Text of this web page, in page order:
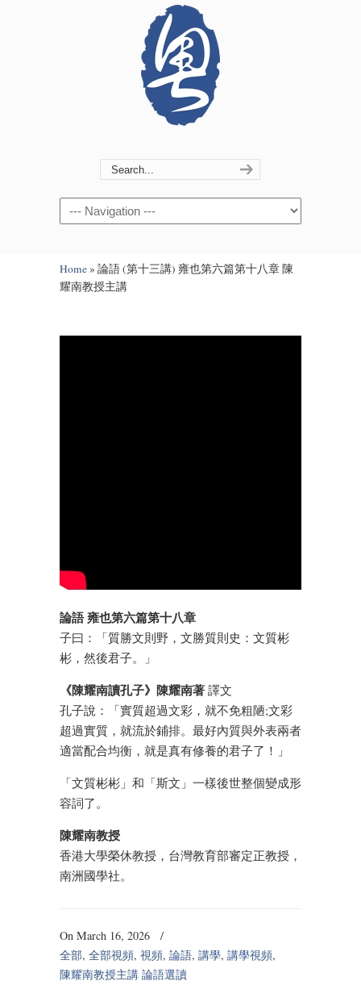
Navigation
Home» 論語 (第十三講) 雍也第六篇第十八章 陳
耀南教授主講
論語 雍也第六篇第十八章
子曰：「質勝文則野，文勝質則史：文質彬
彬，然後君子。」
《陳耀南讀孔子》陳耀南著 譯文
孔子說：「實質超過文彩，就不免粗陋;文彩
超過實質，就流於鋪排。最好內質與外表兩者
適當配合均衡，就是真有修養的君子了！」
「文質彬彬」和「斯文」一樣後世整個變成形
容詞了。
陳耀南教授
香港大學榮休教授，台灣教育部審定正教授，
南洲國學社。
On March 16, 2026
/
全部, 全部視頻, 視頻, 論語, 講學, 講學視頻,
陳耀南教授主講 論語選讀